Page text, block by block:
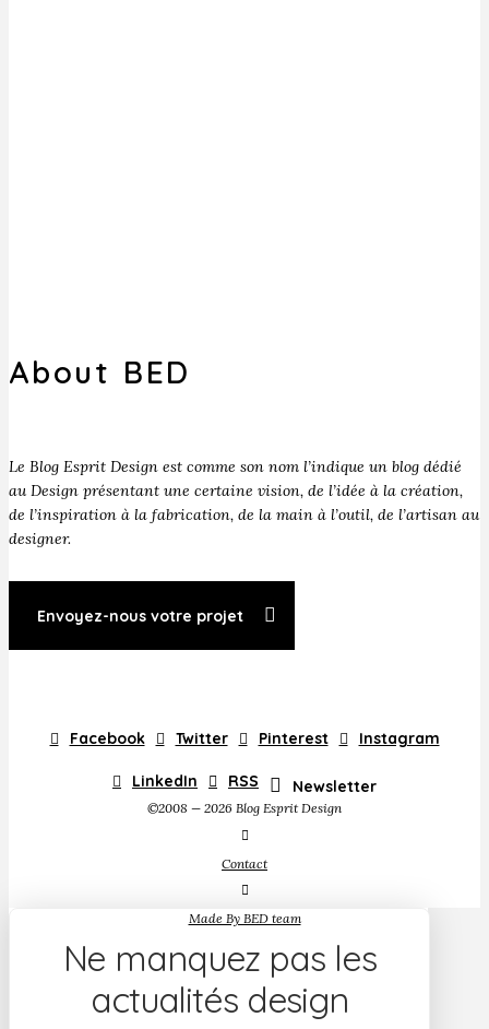
About BED
Le Blog Esprit Design est comme son nom l’indique un blog dédié
au Design présentant une certaine vision, de l’idée à la création,
de l’inspiration à la fabrication, de la main à l’outil, de l’artisan au
designer.
Envoyez-nous votre projet
Facebook Twitter Pinterest Instagram
LinkedIn RSS Newsletter
©2008 — 2026 Blog Esprit Design
Contact
Made By BED team
Ne manquez pas les
actualités design